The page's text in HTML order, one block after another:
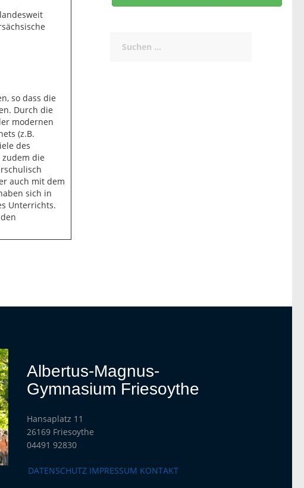
so dass die
Durch die
modernen
(z.B.
des
die
auch mit dem
sich in
Unterrichts.
nach:
Albertus-Magnus-
Gymnasium Friesoythe
Hansaplatz 11
26169 Friesoythe
04491 92830
DATENSCHUTZ IMPRESSUM KONTAKT